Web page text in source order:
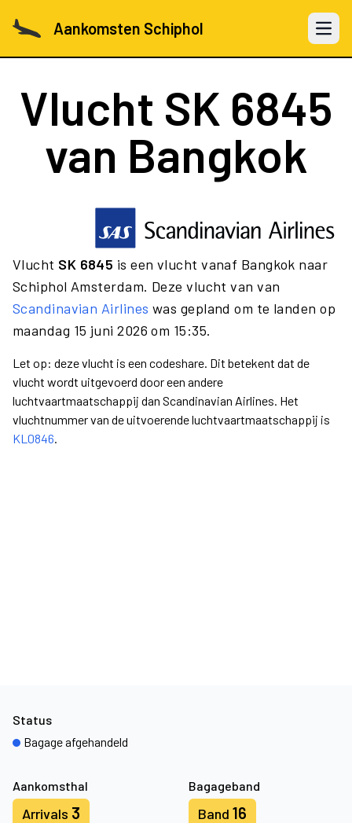
Aankomsten Schiphol Open
Vlucht SK 6845
van Bangkok
Vlucht SK 6845 is een vlucht vanaf Bangkok naar
Schiphol Amsterdam. Deze vlucht van van
Scandinavian Airlines was gepland om te landen op
maandag 15 juni 2026 om 15:35.
Let op: deze vlucht is een codeshare. Dit betekent dat de
vlucht wordt uitgevoerd door een andere
luchtvaartmaatschappij dan Scandinavian Airlines. Het
vluchtnummer van de uitvoerende luchtvaartmaatschappij is
KL0846.
Aankomsthal
Arrivals 3
Bagageband
Band 16
Status
Bagage afgehandeld